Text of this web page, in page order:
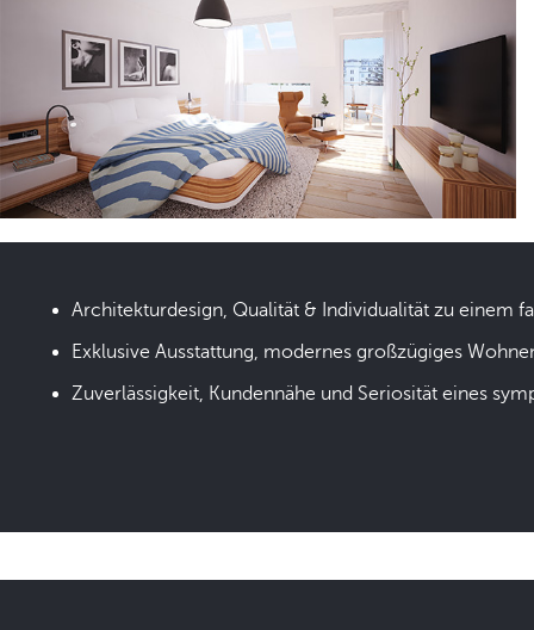
Architekturdesign, Qualität & Individualität zu einem
Exklusive Ausstattung, modernes großzügiges
Zuverlässigkeit, Kundennähe und Seriosität eines